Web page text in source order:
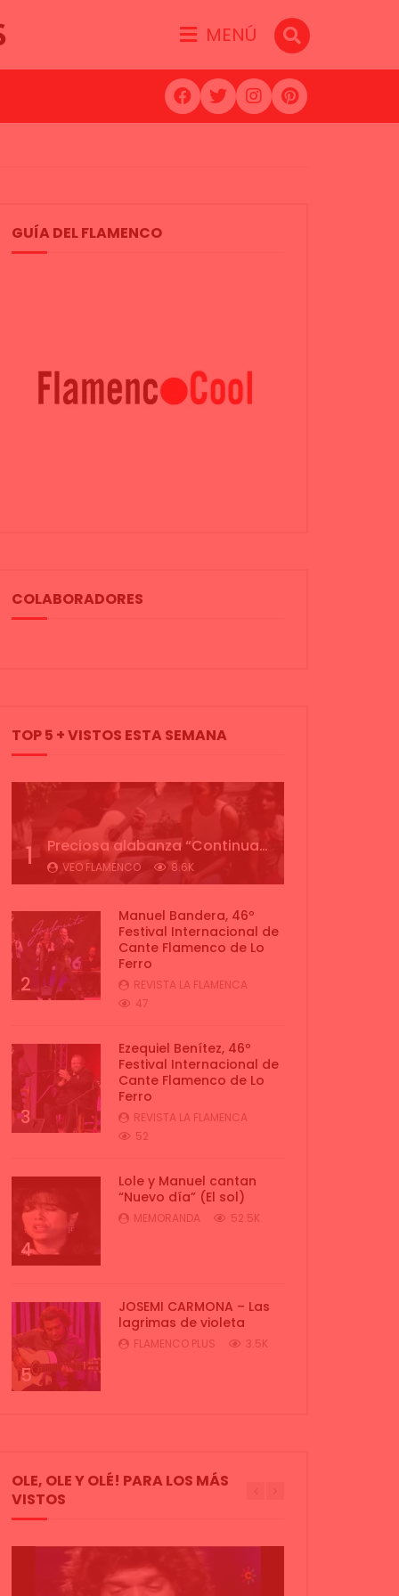
MENÚ
GUÍA DEL FLAMENCO
COLABORADORES
TOP 5 + VISTOS ESTA SEMANA
1 Preciosa alabanza “Continua” cantada por ALBA CORTES acompañada de IVAN a la guitarra | VEOFLAMENCO
VEO FLAMENCO 8.6K
2
Manuel Bandera, 46º
Festival Internacional de
Cante Flamenco de Lo
Ferro
REVISTA LA FLAMENCA
47
3
Ezequiel Benítez, 46º
Festival Internacional de
Cante Flamenco de Lo
Ferro
REVISTA LA FLAMENCA
52
4
Lole y Manuel cantan
“Nuevo día” (El sol)
MEMORANDA 52.5K
5
JOSEMI CARMONA – Las
lagrimas de violeta
FLAMENCO PLUS 3.5K
OLE, OLE Y OLÉ! PARA LOS MÁS
VISTOS